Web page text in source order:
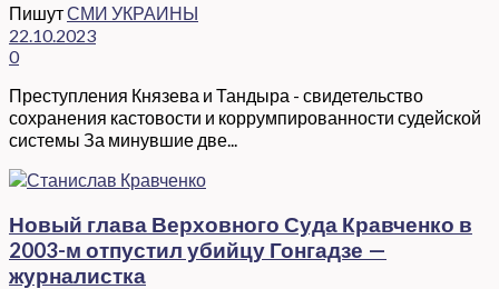
ПишутСМИ УКРАИНЫ
22.10.2023
0
Преступления Князева и Тандыра - свидетельство
сохранения кастовости и коррумпированности судейской
системы За минувшие две...
Новый глава Верховного Суда Кравченко в
2003-м отпустил убийцу Гонгадзе —
журналистка